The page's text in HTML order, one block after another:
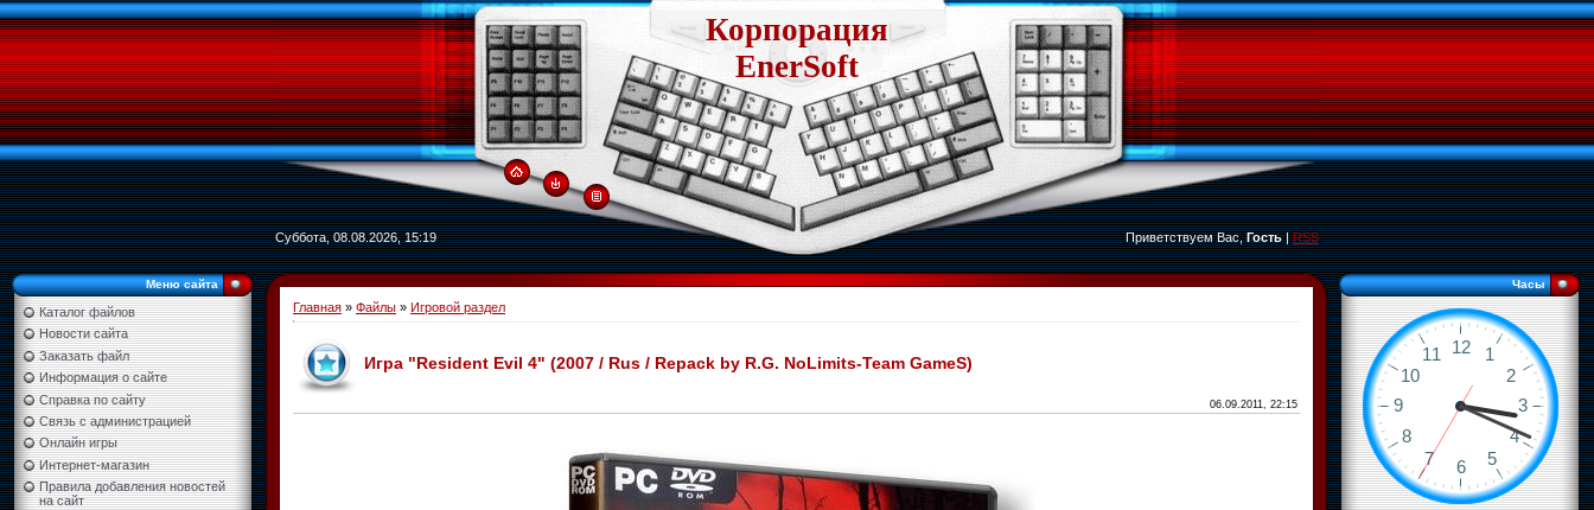
Корпорация
EnerSoft
Суббота, 08.08.2026, 15:19 Приветствуем Вас, Гость|RSS
Меню сайта
Каталог файлов
Новости сайта
Заказать файл
Информация о сайте
Справка по сайту
Связь с администрацией
Онлайн игры
Интернет-магазин
Правила добавления новостей
на сайт
Главная » Файлы » Игровой раздел
Игра "Resident Evil 4" (2007 / Rus / Repack by R.G. NoLimits-Team GameS)
06.09.2011, 22:15
Часы